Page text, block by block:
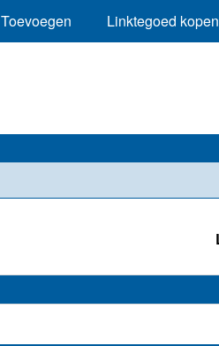
Toevoegen Linktegoed kopen